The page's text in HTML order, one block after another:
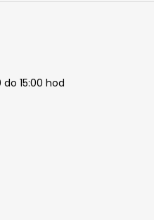
15:00 hod